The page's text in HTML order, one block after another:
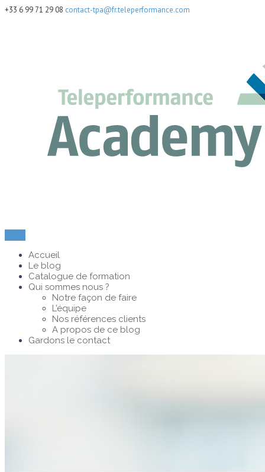
+33 6 99 71 29 08 contact-tpa@fr.teleperformance.com
Accueil
Le blog
Catalogue de formation
Qui sommes nous ?
Notre façon de faire
L’équipe
Nos références clients
A propos de ce blog
Gardons le contact